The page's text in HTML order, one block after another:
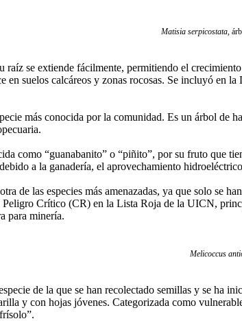
Matisia serpicostata,
raíz se extiende fácilmente, permitiendo el
en suelos calcáreos y zonas rocosas. Se incluyó
más conocida por la comunidad. Es un árbol
como “guanabanito” o “piñito”, por su fruto que
a la ganadería, el aprovechamiento
de las especies más amenazadas, ya que solo se
Peligro Crítico (CR) en la Lista Roja de la UICN,
para minería.
Melicoccus
de la que se han recolectado semillas y se ha
y con hojas jóvenes. Categorizada como